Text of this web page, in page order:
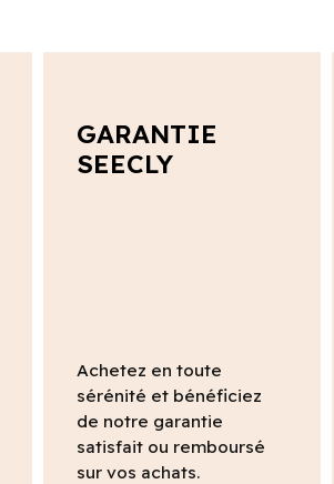
GARANTIE
SEECLY
Achetez en toute
sérénité et bénéficiez
de notre garantie
satisfait ou remboursé
sur vos achats.